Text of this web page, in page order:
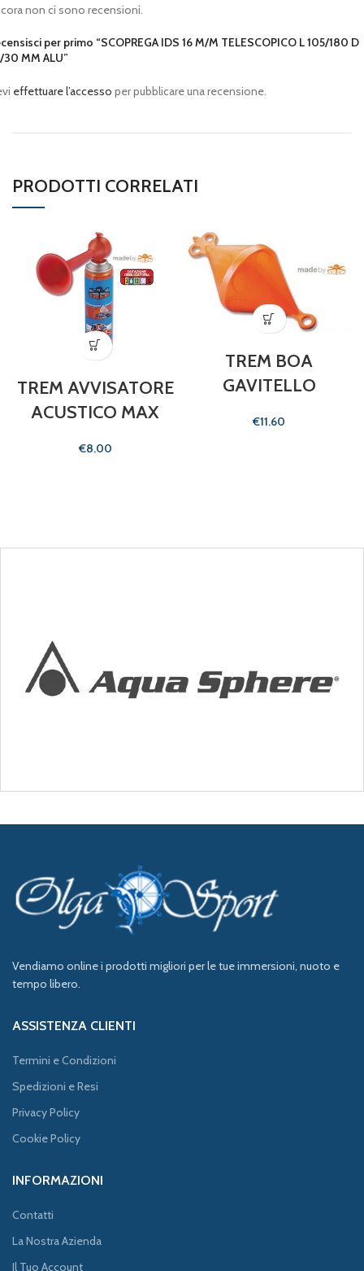
non ci sono recensioni.
per primo “SCOPREGA IDS 16 M/M TELESCOPICO L 105/180 D
30 MM ALU”
effettuare l’accesso per pubblicare una recensione.
PRODOTTI CORRELATI
TREM AVVISATORE
ACUSTICO MAX
€
TREM BOA
GAVITELLO
€
Vendiamo online i prodotti migliori per le tue immersioni, nuoto e
tempo libero.
ASSISTENZA CLIENTI
Termini e Condizioni
Spedizioni e Resi
Privacy Policy
Cookie Policy
INFORMAZIONI
Contatti
La Nostra Azienda
Il Tuo Account